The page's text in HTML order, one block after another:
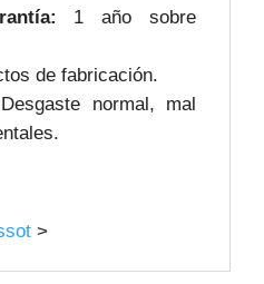
1 año sobre
de fabricación.
Desgaste normal, mal
>